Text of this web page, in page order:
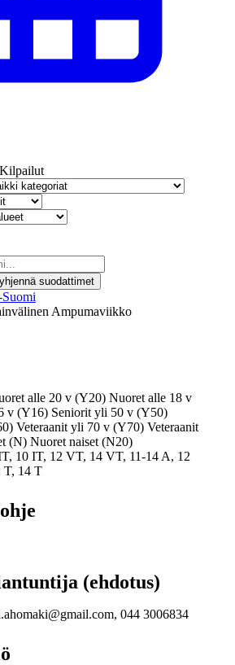
Kilpailut
suodattimet
Ampumaviikko
alle 20 v (Y20) Nuoret alle 18 v
v (Y16) Seniorit yli 50 v (Y50)
Veteraanit yli 70 v (Y70) Veteraanit
(N) Nuoret naiset (N20)
10 IT, 12 VT, 14 VT, 11-14 A, 12
T, 14 T
(ehdotus)
044 3006834